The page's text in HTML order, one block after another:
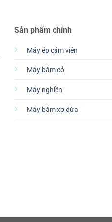
Sản phẩm chính
Máy ép cám viên
Máy băm cỏ
Máy nghiền
Máy băm xơ dừa